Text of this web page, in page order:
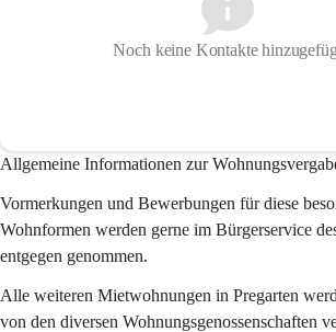
Noch keine Kontakte
Allgemeine Informationen zur
Vormerkungen und Bewerbungen für diese
Wohnformen werden gerne im Bürgerservice
entgegen genommen.
Alle weiteren Mietwohnungen in Pregarten
von den diversen Wohnungsgenossenschaften